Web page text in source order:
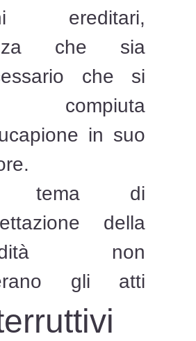
ereditari,
che sia
che si
compiuta
in suo
di
della
non
gli atti